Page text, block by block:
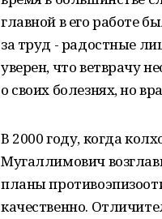
главной в его работе
за труд - радостные
уверен, что ветврачу
о своих болезнях, но
В 2000 году, когда
Мугаллимович
планы
качественно.